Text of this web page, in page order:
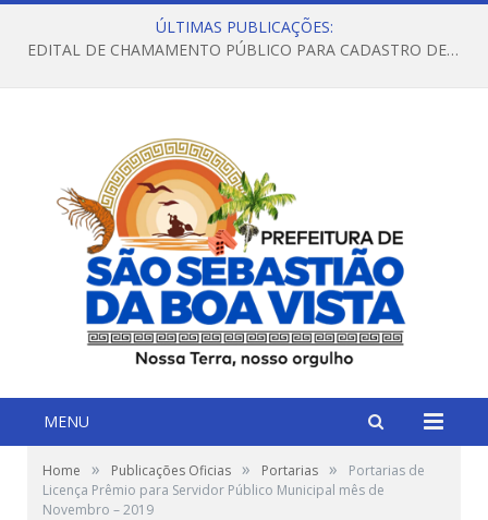
ÚLTIMAS PUBLICAÇÕES:
EDITAL DE CHAMAMENTO PÚBLICO PARA CADASTRO DE FAMÍLIAS NO SERVIÇO DE ACOLHIMENTO EM FAMÍLIA ACOLHEDORA
MENU
Home » Publicações Oficias » Portarias »
Portarias de
Licença Prêmio para Servidor Público Municipal mês de
Novembro – 2019